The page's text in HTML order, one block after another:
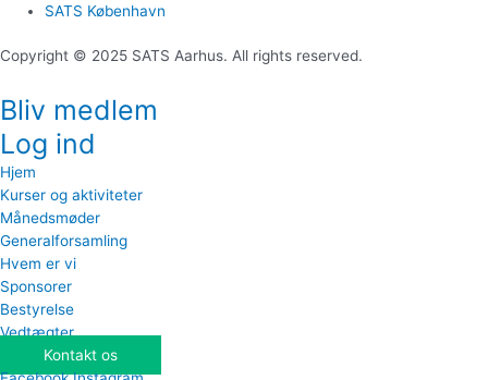
SATS København
Copyright © 2025 SATS Aarhus. All rights reserved.
Bliv medlem
Log ind
Hjem
Kurser og aktiviteter
Månedsmøder
Generalforsamling
Hvem er vi
Sponsorer
Bestyrelse
Vedtægter
Kontakt os